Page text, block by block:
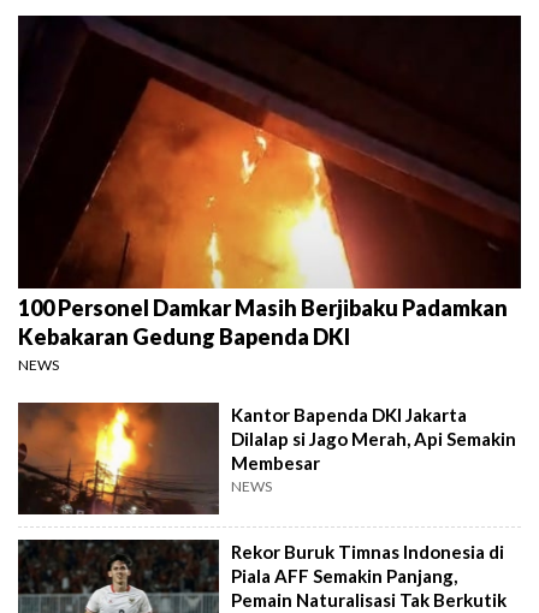
100 Personel Damkar Masih Berjibaku Padamkan
Kebakaran Gedung Bapenda DKI
NEWS
Kantor Bapenda DKI Jakarta
Dilalap si Jago Merah, Api Semakin
Membesar
NEWS
Rekor Buruk Timnas Indonesia di
Piala AFF Semakin Panjang,
Pemain Naturalisasi Tak Berkutik